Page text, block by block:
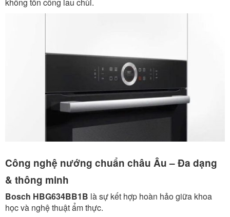
Công nghệ nướng chuẩn châu Âu – Đa dạng
& thông minh
Bosch HBG634BB1B là sự kết hợp hoàn hảo giữa khoa
học và nghệ thuật ẩm thực.